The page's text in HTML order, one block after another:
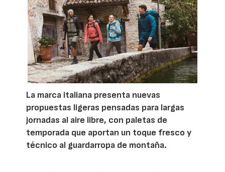
La marca italiana presenta nuevas
propuestas ligeras pensadas para largas
jornadas al aire libre, con paletas de
temporada que aportan un toque fresco y
técnico al guardarropa de montaña.